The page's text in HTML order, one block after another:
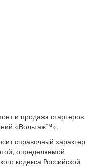
и продажа стартеров
«Вольтаж™».
справочный характер
определяемой
кодекса Российской